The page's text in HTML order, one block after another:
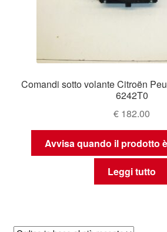
Comandi sotto volante Citroën
6242T0
€ 182.00
Avvisa quando il prodotto
Leggi tutto